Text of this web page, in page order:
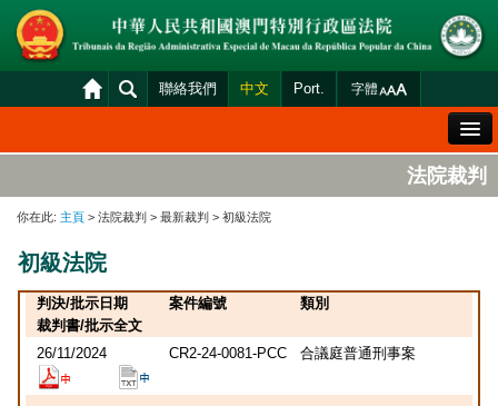
聯絡我們 中文 Port. 字體
法院概況
司法變賣
統計資料
法院裁判
你在此: 主頁 > 法院裁判 > 最新裁判 > 初級法院
初級法院
判決/批示日期 案件編號
類別
裁判書/批示全文
26/11/2024
CR2-24-0081-PCC 合議庭普通刑事案